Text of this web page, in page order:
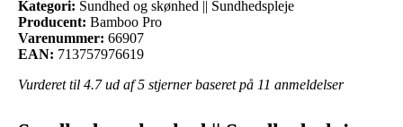
Kategori: Sundhed og skønhed || Sundhedspleje
Producent: Bamboo Pro
Varenummer: 66907
EAN: 713757976619
Vurderet til 4.7ud af 5 stjerner baseret på 11 anmeldelser